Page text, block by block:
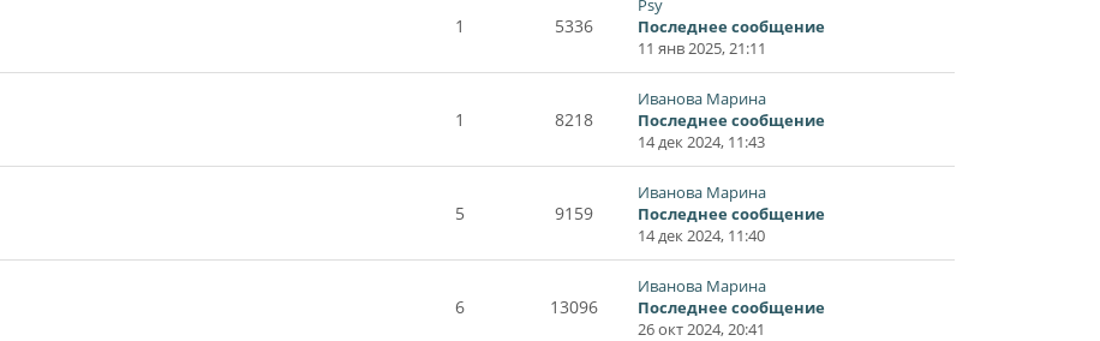
1 5336
Последнее сообщение
11 янв 2025, 21:11
1 8218
Иванова Марина
Последнее сообщение
14 дек 2024, 11:43
5 9159
Иванова Марина
Последнее сообщение
14 дек 2024, 11:40
6 13096
Иванова Марина
Последнее сообщение
26 окт 2024, 20:41